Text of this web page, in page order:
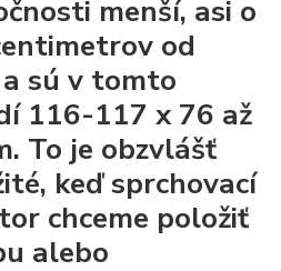
menší, asi o
od
sú v tomto
116-117 x 76 až
To je obzvlášť
keď sprchovací
chceme položiť
alebo